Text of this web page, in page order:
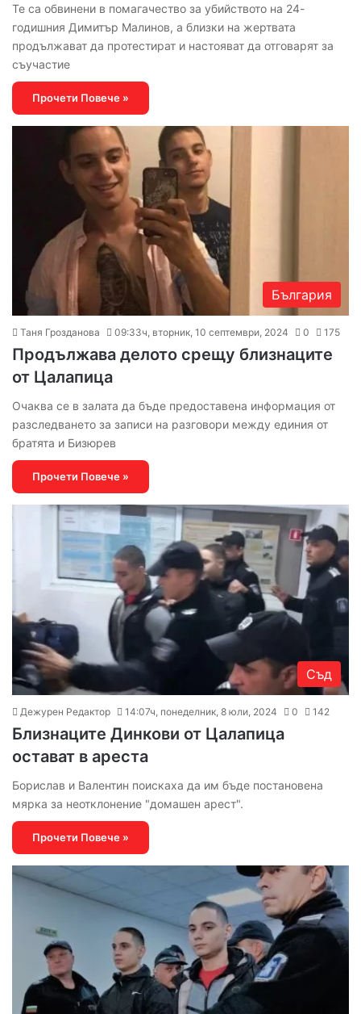
Те са обвинени в помагачество за убийството на 24-
годишния Димитър Малинов, а близки на жертвата
продължават да протестират и настояват да отговарят за
съучастие
Прочети Повече »
България
Таня Грозданова 09:33ч, вторник, 10 септември, 2024 0 175
Продължава делото срещу близнаците
от Цалапица
Очаква се в залата да бъде предоставена информация от
разследването за записи на разговори между единия от
братята и Бизюрев
Прочети Повече »
Съд
Дежурен Редактор 14:07ч, понеделник, 8 юли, 2024 0 142
Близнаците Динкови от Цалапица
остават в ареста
Борислав и Валентин поискаха да им бъде постановена
мярка за неотклонение "домашен арест".
Прочети Повече »